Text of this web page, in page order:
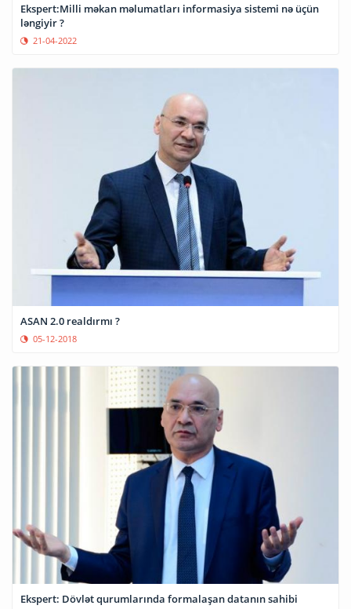
Ekspert:Milli məkan məlumatları informasiya sistemi nə üçün
ləngiyir ?
21-04-2022
ASAN 2.0 realdırmı ?
05-12-2018
Ekspert: Dövlət qurumlarında formalaşan datanın sahibi